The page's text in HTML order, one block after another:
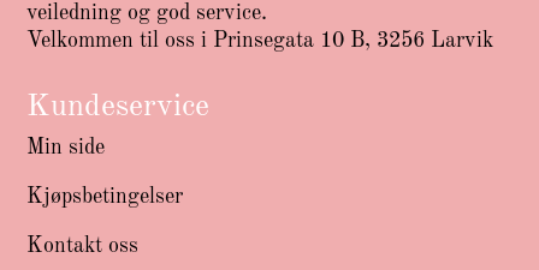
veiledning og god service.
Velkommen til oss i Prinsegata 10 B, 3256 Larvik
Kundeservice
Min side
Kjøpsbetingelser
Kontakt oss